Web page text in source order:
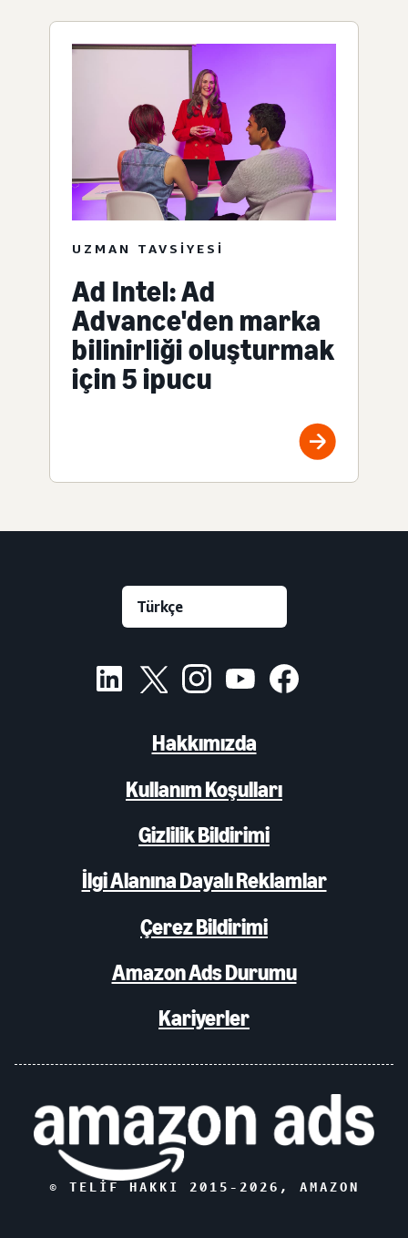
UZMAN TAVSIYESI
Ad Intel: Ad
Advance'den marka
bilinirliği oluşturmak
için 5 ipucu
Hakkımızda
Kullanım Koşulları
Gizlilik Bildirimi
İlgi Alanına Dayalı Reklamlar
Çerez Bildirimi
Amazon Ads Durumu
Kariyerler
© TELIF HAKKI 2015- 2026 , AMAZON